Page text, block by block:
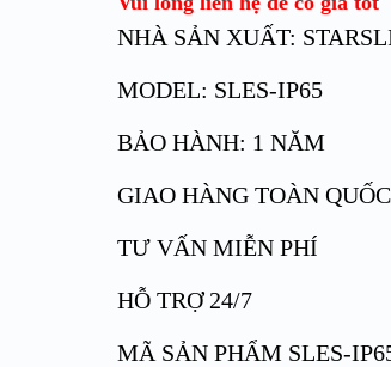
NHÀ SẢN XUẤT:
MODEL: SLES-IP65
BẢO HÀNH: 1 NĂM
GIAO HÀNG TOÀN QUỐC
TƯ VẤN MIỄN PHÍ
HỖ TRỢ 24/7
MÃ SẢN PHẨM SLES-